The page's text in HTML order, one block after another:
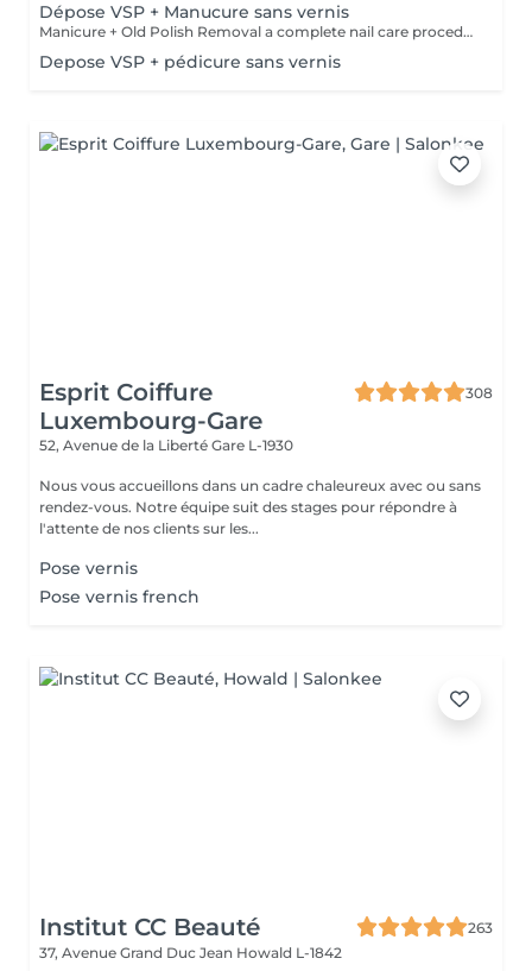
Dépose VSP + Manucure sans vernis
Manicure + Old Polish Removal a complete nail care procedure We do not perform polish removal without proper cuticle and sidewall treatment. We can't let you leave with uneven nails or overgrown cuticles, so we always ensure comprehensive care for your hands. What's included: Gentle removal of old polish Nail plate preparation Cuticle and sidewall treatment Optional add-ons: Japanese manicure for deep care Transparent strengthening polish for extra protection
Depose VSP + pédicure sans vernis
Esprit Coiffure
Luxembourg-Gare
308
52, Avenue de la Liberté Gare L-1930
Nous vous accueillons dans un cadre chaleureux avec ou sans
rendez-vous. Notre équipe suit des stages pour répondre à
l'attente de nos clients sur les...
Pose vernis
Pose vernis french
Institut CC Beauté
263
37, Avenue Grand Duc Jean Howald L-1842